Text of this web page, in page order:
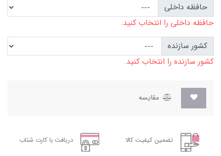
حافظه داخلی
حافظه داخلی را انتخاب کنید.
کشور سازنده
کشور سازنده را انتخاب کنید.
مقایسه
تضمین کیفیت کالا دریافت با کارت شتاب